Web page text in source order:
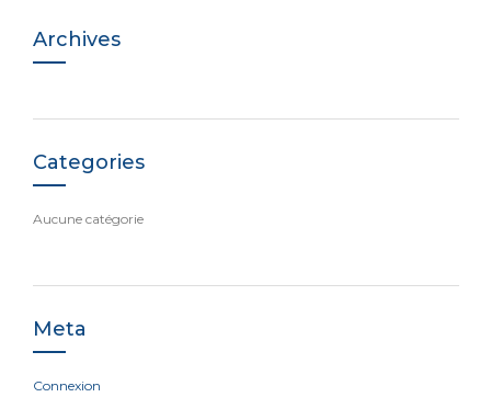
Archives
Categories
Aucune catégorie
Meta
Connexion